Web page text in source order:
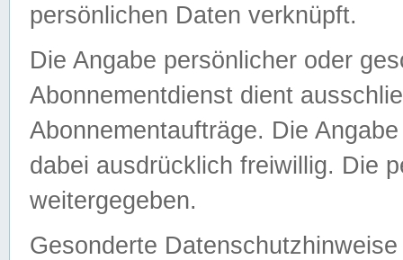
persönlichen Daten verknüpft.
Die Angabe persönlicher oder
Abonnementdienst dient
Abonnementaufträge. Die
dabei ausdrücklich freiwillig. Die
weitergegeben.
Gesonderte